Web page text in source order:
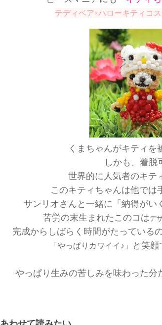
テディベア×ハローキティコ
くまちゃんがキティを
しかも、着脱
世界的に人気者のキテ
このキティちゃんは他では
サンリオさんと一緒に「納得がい
苦労の末生まれたこのコはデ
完成からしばらく時間がたっている
「やっぱりカワイイ♪」 と笑
やっぱり生みの苦しみを味わった分